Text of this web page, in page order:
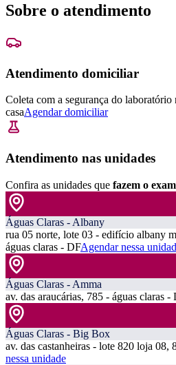
Sobre o atendimento
Atendimento domiciliar
Coleta com a segurança do laboratório
casaAgendar domiciliar
Atendimento nas unidades
Confira as unidades que fazem o
Águas Claras - Albany
rua 05 norte, lote 03 - edifício albany
águas claras - DFAgendar nessa
Águas Claras - Amma
av. das araucárias, 785 - águas claras -
Águas Claras - Big Box
av. das castanheiras - lote 820 loja 08,
nessa unidade